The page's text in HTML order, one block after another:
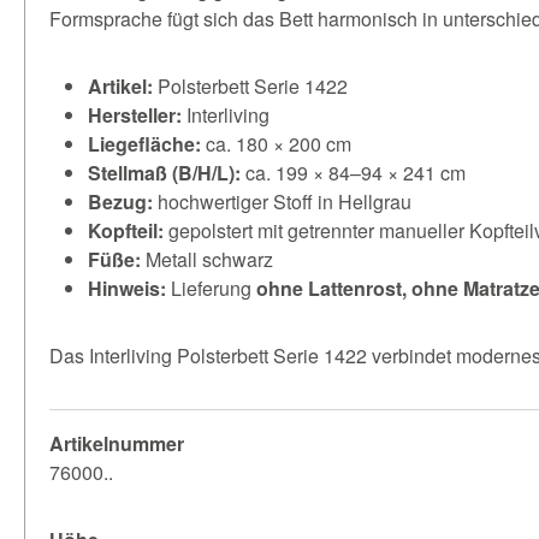
Formsprache fügt sich das Bett harmonisch in
Artikel: Polsterbett Serie 1422
Hersteller: Interliving
Liegefläche: ca. 180 × 200 cm
Stellmaß (B/H/L): ca. 199 × 84–94 × 241 cm
Bezug: hochwertiger Stoff in Hellgrau
Kopfteil: gepolstert mit getrennter manueller
Füße: Metall schwarz
Hinweis: Lieferung ohne Lattenrost, ohne
Das Interliving Polsterbett Serie 1422 verbindet
Artikelnummer
76000..